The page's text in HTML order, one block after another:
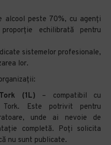
alcool peste 70%, cu agenți
echilibrată pentru
sistemelor profesionale,
lor.
(1L) – compatibil cu
Tork. Este potrivit pentru
unde ai nevoie de
completă. Poți solicita
nu sunt publicate.